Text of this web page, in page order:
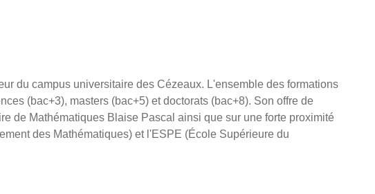
du campus universitaire des Cézeaux. L'ensemble des formations
(bac+3), masters (bac+5) et doctorats (bac+8). Son offre de
de Mathématiques Blaise Pascal ainsi que sur une forte proximité
des Mathématiques) et l'ESPE (École Supérieure du